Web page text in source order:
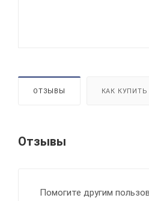
ОТЗЫВЫ КАК КУПИТЬ
Отзывы
Помогите другим